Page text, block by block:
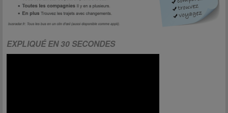
EXPLIQUÉ EN 30 SECONDES